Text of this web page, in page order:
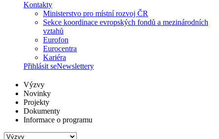
Kontakty
Ministerstvo pro místní rozvoj ČR
Sekce koordinace evropských fondů a mezinárodních
vztahů
Eurofon
Eurocentra
Kariéra
Přihlásit seNewslettery
Výzvy
Novinky
Projekty
Dokumenty
Informace o programu